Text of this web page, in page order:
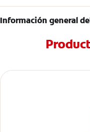
Información general